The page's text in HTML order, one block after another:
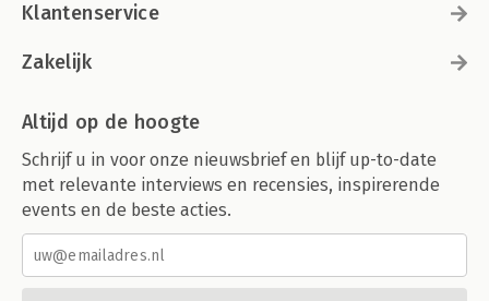
Klantenservice
Zakelijk
Altijd op de hoogte
Schrijf u in voor onze nieuwsbrief en blijf up-to-date
met relevante interviews en recensies, inspirerende
events en de beste acties.